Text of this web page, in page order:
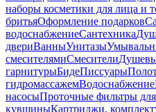
наборы косметики для лица и
бритьяОформление подарков
водоснабжениеСантехника
двериВанныУнитазы
смесителямиСмесители
гарнитурыБидеПиссуары
гидромассажемВодоснабжение
насосыПроточные фильтры
кувшиныКартриджи,